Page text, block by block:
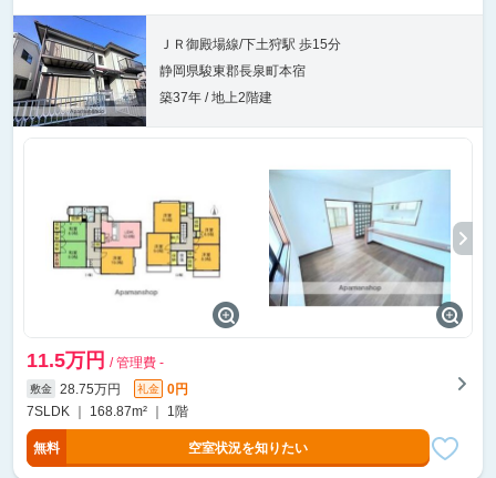
ＪＲ御殿場線/下土狩駅 歩15分
静岡県駿東郡長泉町本宿
築37年 / 地上2階建
11.5万円 / 管理費 -
敷金 28.75万円 礼金
0円
7SLDK ｜ 168.87m² ｜ 1階
無料 空室状況を知りたい